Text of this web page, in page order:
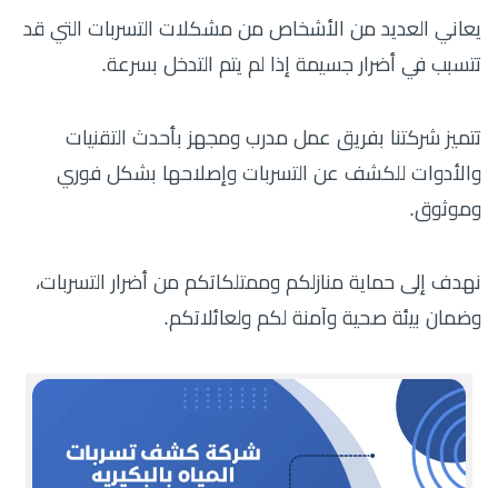
يعاني العديد من الأشخاص من مشكلات التسربات التي قد
تتسبب في أضرار جسيمة إذا لم يتم التدخل بسرعة.
تتميز شركتنا بفريق عمل مدرب ومجهز بأحدث التقنيات
والأدوات للكشف عن التسربات وإصلاحها بشكل فوري
وموثوق.
نهدف إلى حماية منازلكم وممتلكاتكم من أضرار التسربات،
وضمان بيئة صحية وآمنة لكم ولعائلاتكم.